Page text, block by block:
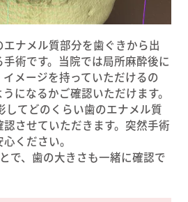
ナメル質部分を歯ぐきから出
術です。当院では局所麻酔後に
メージを持っていただけるの
になるかご確認いただけます。
してどのくらい歯のエナメル質
させていただきます。突然手術
ください。
で、歯の大きさも一緒に確認で